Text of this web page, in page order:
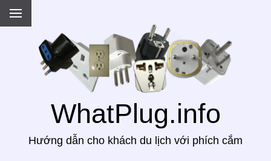
WhatPlug.info
Hướng dẫn cho khách du lịch với phích cắm